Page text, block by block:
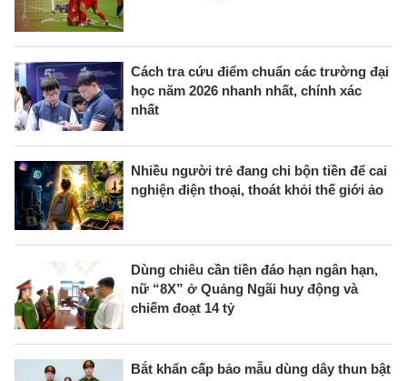
Cách tra cứu điểm chuẩn các trường đại
học năm 2026 nhanh nhất, chính xác
nhất
Nhiều người trẻ đang chi bộn tiền để cai
nghiện điện thoại, thoát khỏi thế giới ảo
Dùng chiêu cần tiền đáo hạn ngân hạn,
nữ “8X” ở Quảng Ngãi huy động và
chiếm đoạt 14 tỷ
Bắt khẩn cấp bảo mẫu dùng dây thun bật